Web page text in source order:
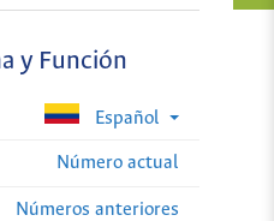
y Función
Español
Número actual
Números anteriores